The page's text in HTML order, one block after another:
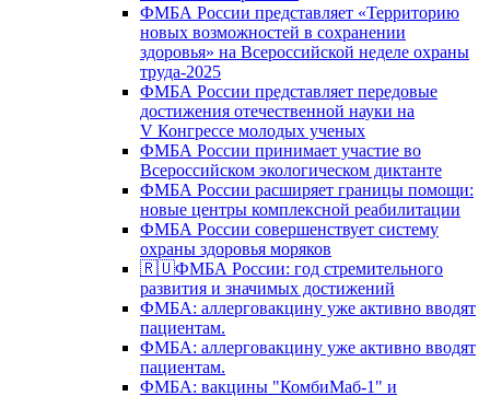
ФМБА России представляет «Территорию
новых возможностей в сохранении
здоровья» на Всероссийской неделе охраны
труда-2025
ФМБА России представляет передовые
достижения отечественной науки на
V Конгрессе молодых ученых
ФМБА России принимает участие во
Всероссийском экологическом диктанте
ФМБА России расширяет границы помощи:
новые центры комплексной реабилитации
ФМБА России совершенствует систему
охраны здоровья моряков
🇷🇺ФМБА России: год стремительного
развития и значимых достижений
ФМБА: аллерговакцину уже активно вводят
пациентам.
ФМБА: аллерговакцину уже активно вводят
пациентам.
ФМБА: вакцины "КомбиМаб-1" и